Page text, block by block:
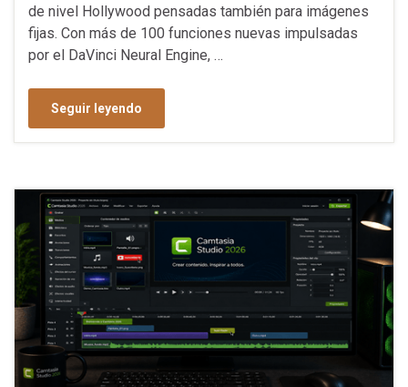
de nivel Hollywood pensadas también para imágenes
fijas. Con más de 100 funciones nuevas impulsadas
por el DaVinci Neural Engine, …
Seguir leyendo